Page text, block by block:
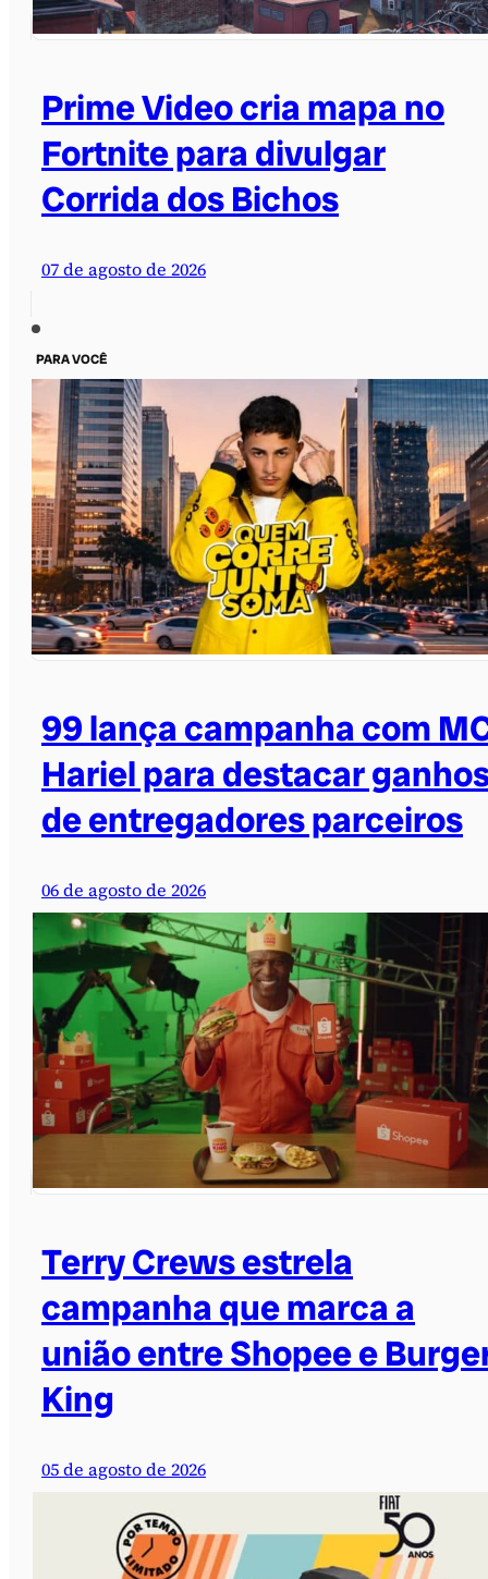
Prime Video cria mapa no
Fortnite para divulgar
Corrida dos Bichos
07 de agosto de 2026
PARA VOCÊ
99 lança campanha com
Hariel para destacar
de entregadores parceiros
06 de agosto de 2026
Terry Crews estrela
campanha que marca a
união entre Shopee e
King
05 de agosto de 2026